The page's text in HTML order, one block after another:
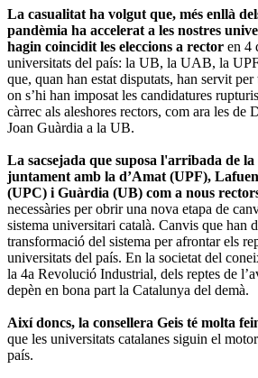
La casualitat ha volgut que, més enllà
pandèmia ha accelerat a les nostres
hagin coincidit les eleccions a rector en 4
universitats del país: la UB, la UAB, la
que, quan han estat disputats, han servit
on s’hi han imposat les candidatures
càrrec als aleshores rectors, com ara les de
Joan Guàrdia a la UB.
La sacsejada que suposa l'arribada de la
juntament amb la d’Amat (UPF),
(UPC) i Guàrdia (UB) com a nous
necessàries per obrir una nova etapa de
sistema universitari català. Canvis que han
transformació del sistema per afrontar els
universitats del país. En la societat del
la 4a Revolució Industrial, dels reptes de
depèn en bona part la Catalunya del demà.
Així doncs, la consellera Geis té molta
que les universitats catalanes siguin el
país.